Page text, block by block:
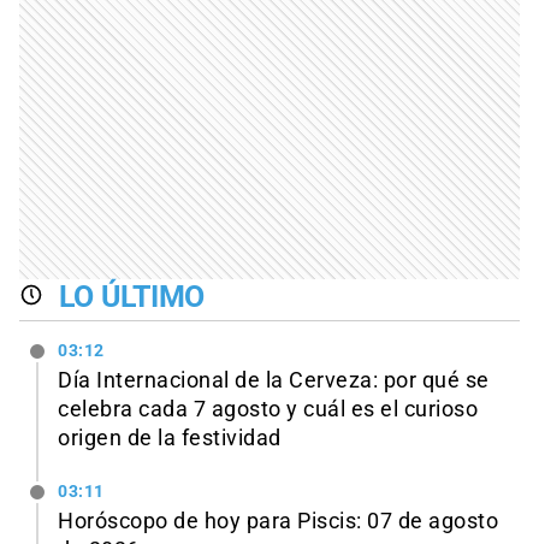
LO ÚLTIMO
03:12
Día Internacional de la Cerveza: por qué se
celebra cada 7 agosto y cuál es el curioso
origen de la festividad
03:11
Horóscopo de hoy para Piscis: 07 de agosto